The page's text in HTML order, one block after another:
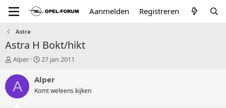
Aanmelden Registreren
Astra
Astra H Bokt/hikt
T
p
i
Alper
S
a
r
t
27 jan 2011
A Alper
Komt weleens kijken